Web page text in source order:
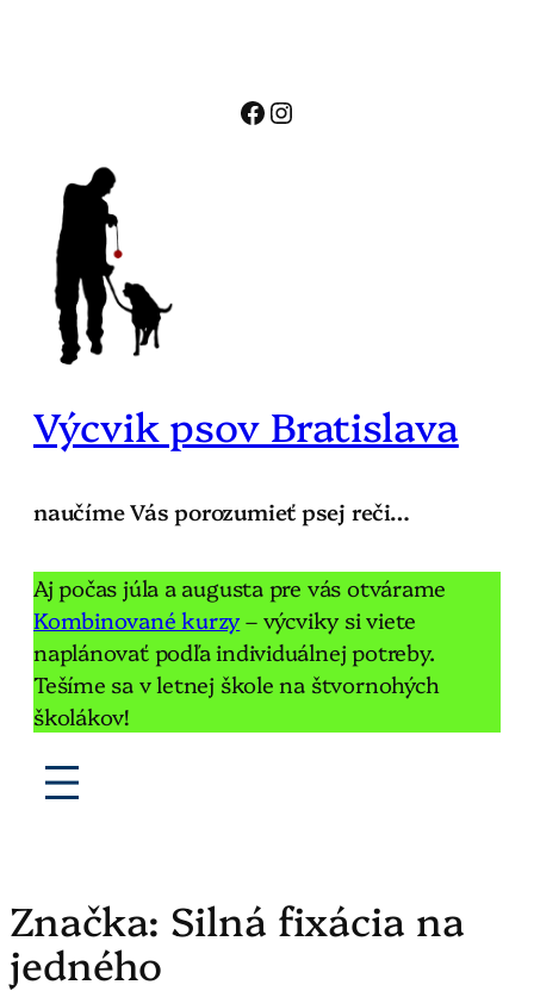
Facebook
Instagram
Výcvik psov Bratislava
naučíme Vás porozumieť psej reči…
Aj počas júla a augusta pre vás otvárame
Kombinované kurzy– výcviky si viete
naplánovať podľa individuálnej potreby.
Tešíme sa v letnej škole na štvornohých
školákov!
Značka: Silná fixácia na
jedného